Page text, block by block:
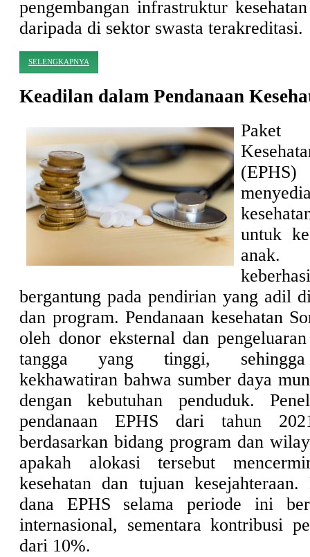
pengembangan infrastruktur
daripada di sektor swasta terakreditasi.
SELENGKAPNYA
Keadilan dalam Pendanaan
untuk
bergantung pada pendirian yang adil
dan program. Pendanaan kesehatan
oleh donor eksternal dan
tangga yang tinggi, sehingga
kekhawatiran bahwa sumber daya
dengan kebutuhan penduduk.
pendanaan EPHS dari tahun
berdasarkan bidang program dan
apakah alokasi tersebut
kesehatan dan tujuan
dana EPHS selama periode ini
internasional, sementara kontribusi
dari 10%.